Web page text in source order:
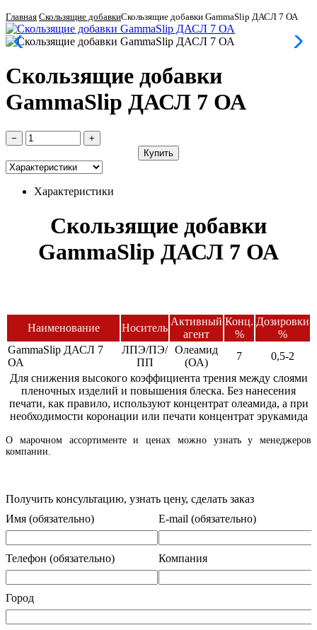
Главная Скользящие добавкиСкользящие добавки GammaSlip ДАСЛ 7 ОА
Скользящие добавки
GammaSlip ДАСЛ 7 ОА
−
+
Купить
Характеристики
Скользящие добавки
GammaSlip ДАСЛ 7 ОА
Наименование Носитель
Активный
агент
Конц.
%
Дозировки
%
GammaSlip ДАСЛ 7
ОА
ЛПЭ/ПЭ/
ПП
Олеамид
(ОА)
7
0,5-2
Для снижения высокого коэффициента трения между слоями
пленочных изделий и повышения блеска. Без нанесения
печати, как правило, используют концентрат олеамида, а при
необходимости коронации или печати концентрат эрукамида
О марочном ассортименте и ценах можно узнать у менеджеров
компании.
Получить консультацию, узнать цену, сделать заказ
Имя (обязательно)
E-mail (обязательно)
Телефон (обязательно) Компания
Город